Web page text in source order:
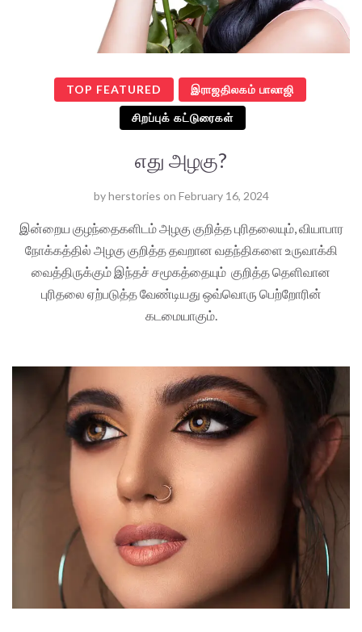
TOP FEATURED இராஜதிலகம் பாலாஜி
சிறப்புக் கட்டுரைகள்
எது அழகு?
byherstories on February 16, 2024
இன்றைய குழந்தைகளிடம் அழகு குறித்த புரிதலையும், வியாபார
நோக்கத்தில் அழகு குறித்த தவறான வதந்திகளை உருவாக்கி
வைத்திருக்கும் இந்தச் சமூகத்தையும் குறித்த தெளிவான
புரிதலை ஏற்படுத்த வேண்டியது ஒவ்வொரு பெற்றோரின்
கடமையாகும்.